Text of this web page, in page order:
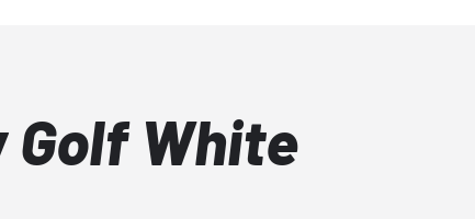
Golf White